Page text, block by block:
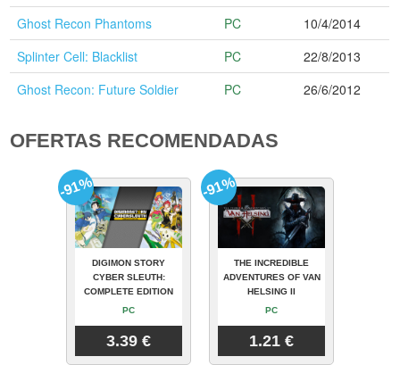
Ghost Recon Phantoms
PC
10/4/2014
Splinter Cell: Blacklist
PC
22/8/2013
Ghost Recon: Future Soldier
PC 26/6/2012
OFERTAS RECOMENDADAS
DIGIMON STORY
CYBER SLEUTH:
COMPLETE EDITION
PC
3.39 €
-91%
THE INCREDIBLE
ADVENTURES OF VAN
HELSING II
PC
1.21 €
-91%